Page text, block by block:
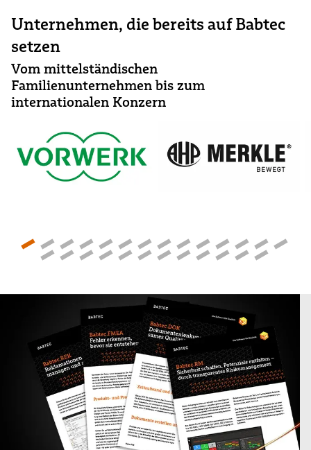
Unternehmen, die bereits auf Babtec
setzen
Vom mittelständischen
Familienunternehmen bis zum
internationalen Konzern